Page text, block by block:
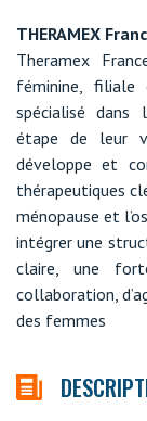
THERAMEX
Theramex
féminine, filiale
spécialisé dans
étape de leur
développe et
thérapeutiques
ménopause et
intégrer une
claire, une
collaboration,
des femmes